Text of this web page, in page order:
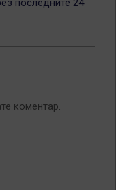
последните 24
коментар.